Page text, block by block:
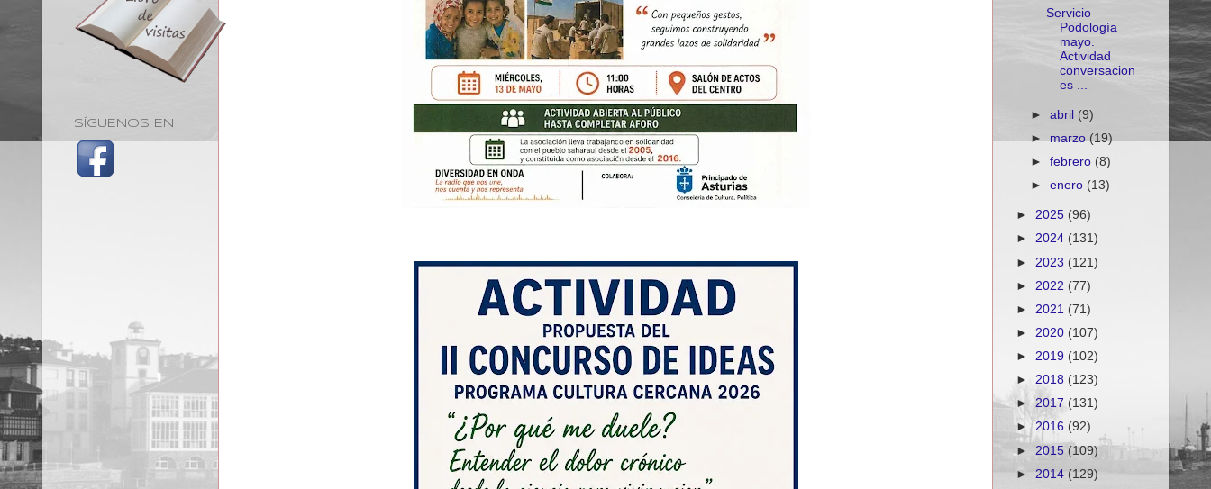
SÍGUENOS EN
Servicio
Podología
mayo.
Actividad
conversacion
es ...
►abril (9)
►marzo(19)
►febrero (8)
►enero (13)
► 2025 (96)
► 2024 (131)
► 2023 (121)
► 2022 (77)
► 2021 (71)
► 2020 (107)
► 2019 (102)
► 2018 (123)
► 2017 (131)
►2016 (92)
► 2015 (109)
► 2014 (129)